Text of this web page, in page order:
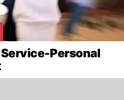
Personal